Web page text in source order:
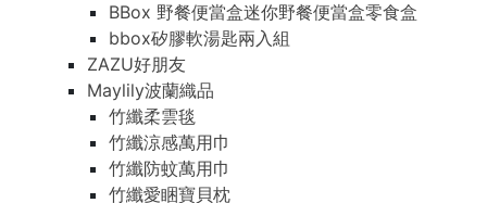
BBox 野餐便當盒迷你野餐便當盒零食盒
bbox矽膠軟湯匙兩入組
ZAZU好朋友
Maylily波蘭織品
竹纖柔雲毯
竹纖涼感萬用巾
竹纖防蚊萬用巾
竹纖愛睏寶貝枕